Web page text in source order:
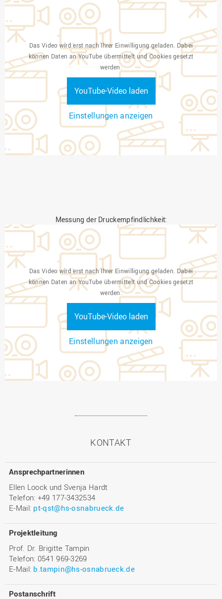
Das Video wird erst nach Ihrer Einwilligung geladen. Dabei
können Daten an YouTube übermittelt und Cookies gesetzt
werden.
YouTube-Video laden
Einstellungen anzeigen
Messung der Druckempfindlichkeit:
Das Video wird erst nach Ihrer Einwilligung geladen. Dabei
können Daten an YouTube übermittelt und Cookies gesetzt
werden.
YouTube-Video laden
Einstellungen anzeigen
KONTAKT
Ansprechpartnerinnen
Ellen Loock und Svenja Hardt
Telefon: +49 177-3432534
E-Mail: pt-qst@hs-osnabrueck.de
Projektleitung
Prof. Dr. Brigitte Tampin
Telefon: 0541 969-3269
E-Mail: b.tampin@hs-osnabrueck.de
Postanschrift